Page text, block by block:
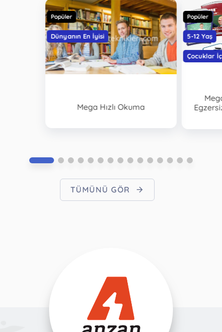
Popüler
Dünyanın En İyisi
Mega Hızlı Okuma
Popüler
5-12 Yaş
Çocuklar
TÜMÜNÜ GÖR